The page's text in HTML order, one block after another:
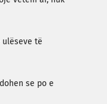
të
se po e